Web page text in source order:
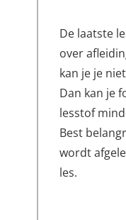
De laatste
over
kan je je
Dan kan je
lesstof
Best
wordt
les.